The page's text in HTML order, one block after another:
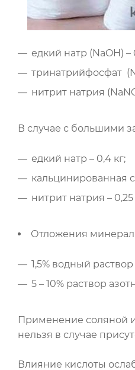
едкий натр (NaOH) –
тринатрийфосфат
нитрит натрия
В случае с большими
едкий натр – 0,4 кг;
кальцинированная
нитрит натрия – 0,25
Отложения
1,5% водный
5 – 10% раствор
Применение соляной
нельзя в случае
Влияние кислоты